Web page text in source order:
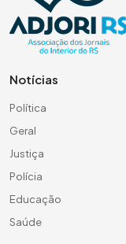
Notícias
Política
Geral
Justiça
Polícia
Educação
Saúde